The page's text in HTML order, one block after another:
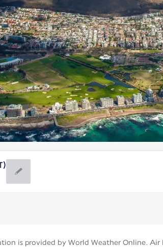
is provided by World Weather Online.